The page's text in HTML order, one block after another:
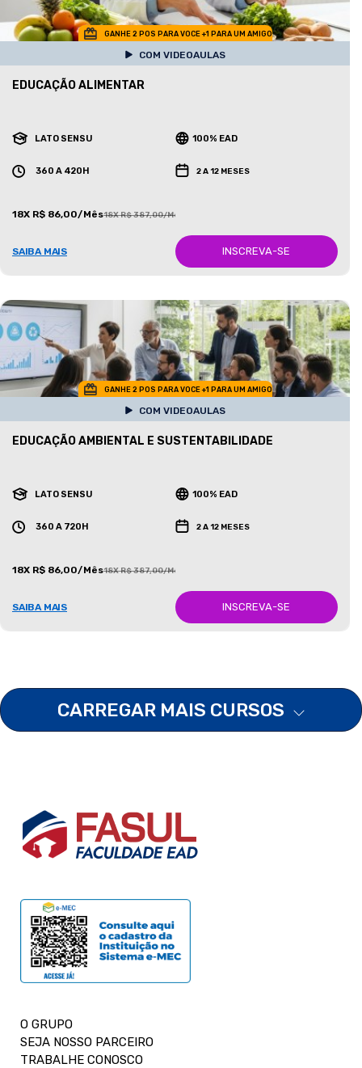
GANHE 2 POS PARA VOCE +1 PARA UM AMIGO
COM VIDEOAULAS
EDUCAÇÃO ALIMENTAR
LATO SENSU 100% EAD
360 A 420H 2 A 12 MESES
18X R$ 86,00/Mês18X R$ 387,00/Mês
SAIBA MAIS INSCREVA-SE
GANHE 2 POS PARA VOCE +1 PARA UM AMIGO
COM VIDEOAULAS
EDUCAÇÃO AMBIENTAL E SUSTENTABILIDADE
LATO SENSU 100% EAD
360 A 720H 2 A 12 MESES
18X R$ 86,00/Mês18X R$ 387,00/Mês
SAIBA MAIS INSCREVA-SE
CARREGAR MAIS CURSOS
O GRUPO
SEJA NOSSO PARCEIRO
TRABALHE CONOSCO